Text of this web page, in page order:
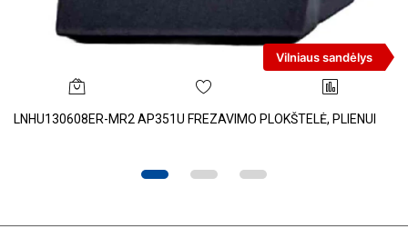
Vilniaus sandėlys
LNHU130608ER-MR2 AP351U FREZAVIMO PLOKŠTELĖ, PLIENUI